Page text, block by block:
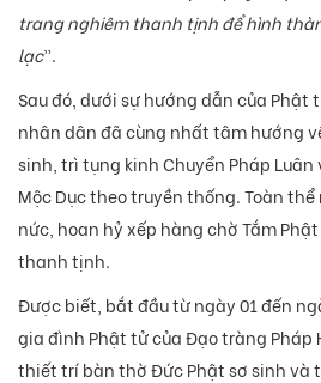
trang nghiêm thanh tịnh để hình
lạc”.
Sau đó, dưới sự hướng dẫn của
nhân dân đã cùng nhất tâm hướng
sinh, trì tụng kinh Chuyển Pháp
Mộc Dục theo truyền thống. Toàn
nức, hoan hỷ xếp hàng chờ Tắm
thanh tịnh.
Được biết, bắt đầu từ ngày 01 đến
gia đình Phật tử của Đạo tràng Pháp
thiết trí bàn thờ Đức Phật sơ sinh và